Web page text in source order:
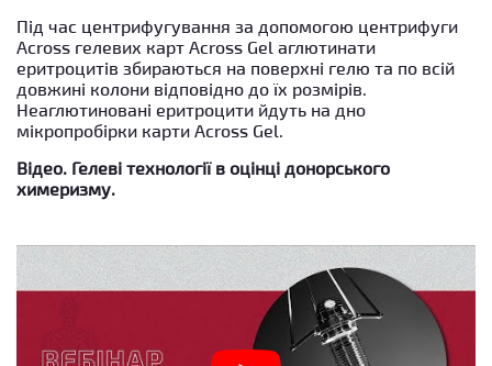
Під час центрифугування за допомогою центрифуги
Across гелевих карт Across Gel аглютинати
еритроцитів збираються на поверхні гелю та по всій
довжині колони відповідно до їх розмірів.
Неаглютиновані еритроцити йдуть на дно
мікропробірки карти Across Gel.
Відео. Гелеві технології в оцінці донорського
химеризму.